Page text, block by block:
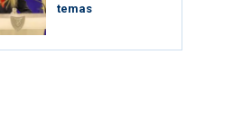
temas